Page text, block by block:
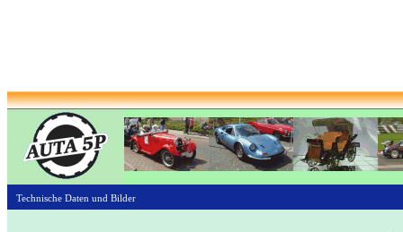
Technische Daten und Bilder